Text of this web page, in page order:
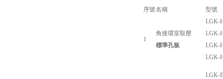
序號名稱 型號
1
角接環室取壓
標準孔板
LGK-
LGK-
LGK-
LGK-
LGK-